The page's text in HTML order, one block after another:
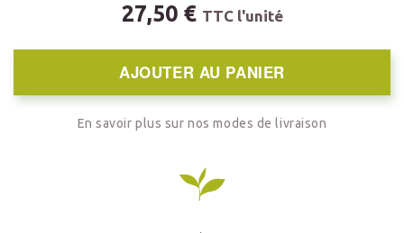
27,50 € TTC l'unité
AJOUTER AU PANIER
En savoir plus sur nos modes de livraison